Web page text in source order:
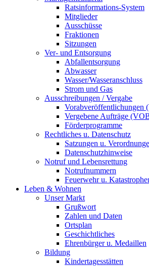
Ratsinformations-System
Mitglieder
Ausschüsse
Fraktionen
Sitzungen
Ver- und Entsorgung
Abfallentsorgung
Abwasser
Wasser/Wasseranschluss
Strom und Gas
Ausschreibungen / Vergabe
Vorabveröffentlichungen
Vergebene Aufträge
Förderprogramme
Rechtliches u. Datenschutz
Satzungen u.
Datenschutzhinweise
Notruf und Lebensrettung
Notrufnummern
Feuerwehr u.
Leben & Wohnen
Unser Markt
Grußwort
Zahlen und Daten
Ortsplan
Geschichtliches
Ehrenbürger u. Medaillen
Bildung
Kindertagesstätten